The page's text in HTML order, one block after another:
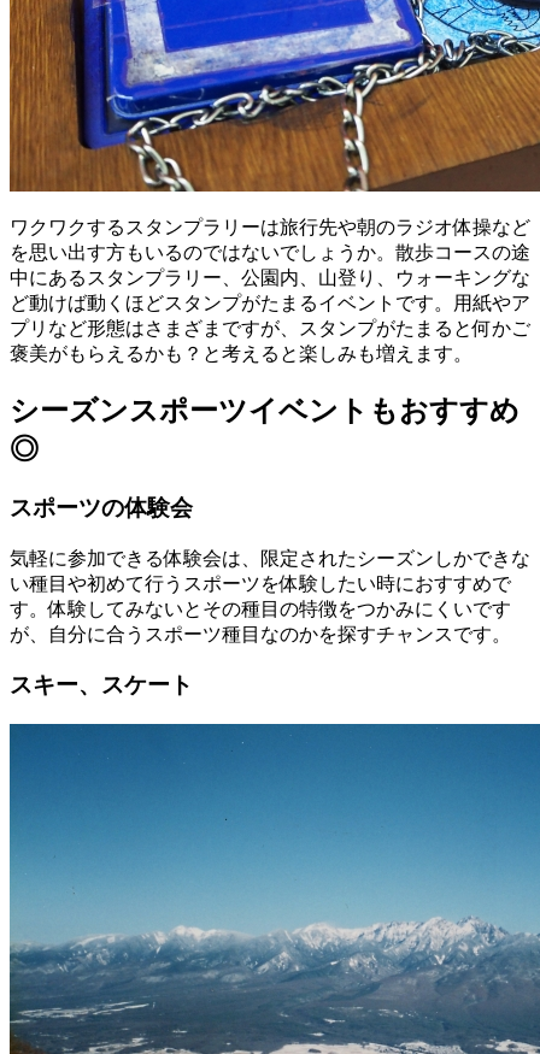
ワクワクするスタンプラリーは旅行先や朝のラジオ体操など
を思い出す方もいるのではないでしょうか。散歩コースの途
中にあるスタンプラリー、公園内、山登り、ウォーキングな
ど動けば動くほどスタンプがたまるイベントです。用紙やア
プリなど形態はさまざまですが、スタンプがたまると何かご
褒美がもらえるかも？と考えると楽しみも増えます。
シーズンスポーツイベントもおすすめ
◎
スポーツの体験会
気軽に参加できる体験会は、限定されたシーズンしかできな
い種目や初めて行うスポーツを体験したい時におすすめで
す。体験してみないとその種目の特徴をつかみにくいです
が、自分に合うスポーツ種目なのかを探すチャンスです。
スキー、スケート